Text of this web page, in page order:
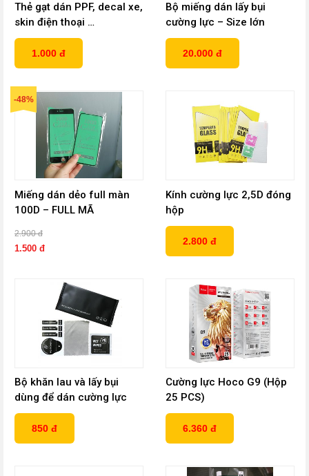
Thẻ gạt dán PPF, decal xe,
skin điện thoại …
1.000 đ
Bộ miếng dán lấy bụi
cường lực – Size lớn
20.000 đ
-48%
Miếng dán dẻo full màn
100D – FULL MÃ
2.900 đ
1.500 đ
Kính cường lực 2,5D đóng
hộp
2.800 đ
Bộ khăn lau và lấy bụi
dùng để dán cường lực
điện thoại
850 đ
Cường lực Hoco G9 (Hộp
25 PCS)
6.360 đ